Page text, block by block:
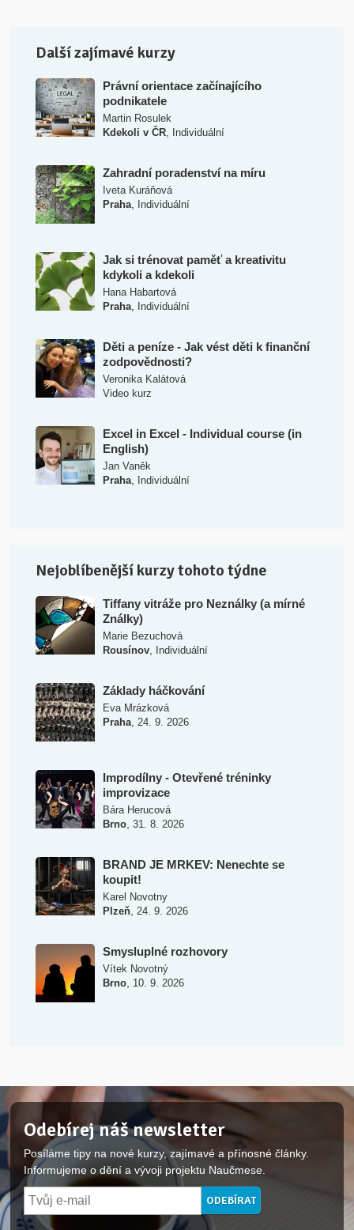
Další zajímavé kurzy
Právní orientace začínajícího
podnikatele
Martin Rosulek
Kdekoli v ČR, Individuální
Zahradní poradenství na míru
Iveta Kuráňová
Praha, Individuální
Jak si trénovat paměť a kreativitu
kdykoli a kdekoli
Hana Habartová
Praha, Individuální
Děti a peníze - Jak vést děti k finanční
zodpovědnosti?
Veronika Kalátová
Video kurz
Excel in Excel - Individual course (in
English)
Jan Vaněk
Praha, Individuální
Nejoblíbenější kurzy tohoto týdne
Tiffany vitráže pro Neználky (a mírné
Ználky)
Marie Bezuchová
Rousínov, Individuální
Základy háčkování
Eva Mrázková
Praha, 24. 9. 2026
Improdílny - Otevřené tréninky
improvizace
Bára Herucová
Brno, 31. 8. 2026
BRAND JE MRKEV: Nenechte se
koupit!
Karel Novotny
Plzeň, 24. 9. 2026
Smysluplné rozhovory
Vítek Novotný
Brno, 10. 9. 2026
Odebírej náš newsletter
Posíláme tipy na nové kurzy, zajímavé a přínosné články.
Informujeme o dění a vývoji projektu Naučmese.